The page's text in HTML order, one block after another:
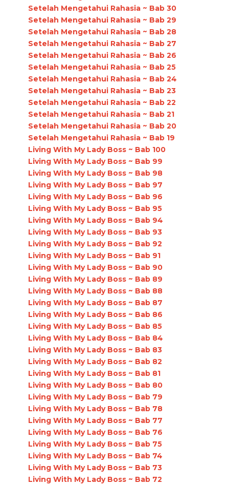
Setelah Mengetahui Rahasia ~ Bab 30
Setelah Mengetahui Rahasia ~ Bab 29
Setelah Mengetahui Rahasia ~ Bab 28
Setelah Mengetahui Rahasia ~ Bab 27
Setelah Mengetahui Rahasia ~ Bab 26
Setelah Mengetahui Rahasia ~ Bab 25
Setelah Mengetahui Rahasia ~ Bab 24
Setelah Mengetahui Rahasia ~ Bab 23
Setelah Mengetahui Rahasia ~ Bab 22
Setelah Mengetahui Rahasia ~ Bab 21
Setelah Mengetahui Rahasia ~ Bab 20
Setelah Mengetahui Rahasia ~ Bab 19
Living With My Lady Boss ~ Bab 100
Living With My Lady Boss ~ Bab 99
Living With My Lady Boss ~ Bab 98
Living With My Lady Boss ~ Bab 97
Living With My Lady Boss ~ Bab 96
Living With My Lady Boss ~ Bab 95
Living With My Lady Boss ~ Bab 94
Living With My Lady Boss ~ Bab 93
Living With My Lady Boss ~ Bab 92
Living With My Lady Boss ~ Bab 91
Living With My Lady Boss ~ Bab 90
Living With My Lady Boss ~ Bab 89
Living With My Lady Boss ~ Bab 88
Living With My Lady Boss ~ Bab 87
Living With My Lady Boss ~ Bab 86
Living With My Lady Boss ~ Bab 85
Living With My Lady Boss ~ Bab 84
Living With My Lady Boss ~ Bab 83
Living With My Lady Boss ~ Bab 82
Living With My Lady Boss ~ Bab 81
Living With My Lady Boss ~ Bab 80
Living With My Lady Boss ~ Bab 79
Living With My Lady Boss ~ Bab 78
Living With My Lady Boss ~ Bab 77
Living With My Lady Boss ~ Bab 76
Living With My Lady Boss ~ Bab 75
Living With My Lady Boss ~ Bab 74
Living With My Lady Boss ~ Bab 73
Living With My Lady Boss ~ Bab 72